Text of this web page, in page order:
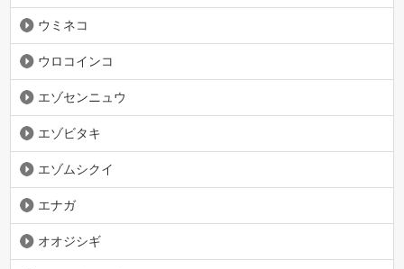
ウミネコ
ウロコインコ
エゾセンニュウ
エゾビタキ
エゾムシクイ
エナガ
オオジシギ